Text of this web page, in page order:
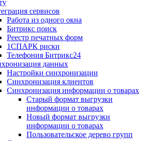
сервисов
Работа из одного окна
Битрикс поиск
Реестр печатных форм
1СПАРК риски
Телефония Битрикс24
данных
Настройки синхронизации
Синхронизация клиентов
Синхронизация информации о товарах
Старый формат выгрузки
информации о товарах
Новый формат выгрузки
информации о товарах
Пользовательское дерево групп